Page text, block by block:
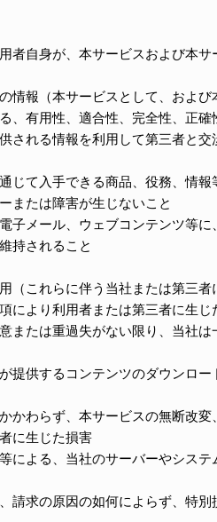
者自身が、本サービスおよび本
情報（本サービスとして、およ
、有用性、適合性、完全性、正
される情報を利用して第三者と
じて入手できる商品、役務、情
または障害が生じないこと
子メール、ウェブコンテンツ等
持されること
（これらに伴う当社または第三
により利用者または第三者に生
または重過失がない限り、当社は
提供するコンテンツのダウンロ
かわらず、本サービスの無断改
に生じた損害
による、当社のサーバーやシス
請求の原因の如何によらず、特